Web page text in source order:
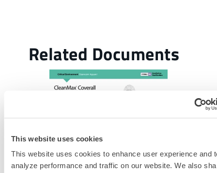
This website uses cookies
This website uses cookies to enhance user experience and
analyze performance and traffic on our website. We also